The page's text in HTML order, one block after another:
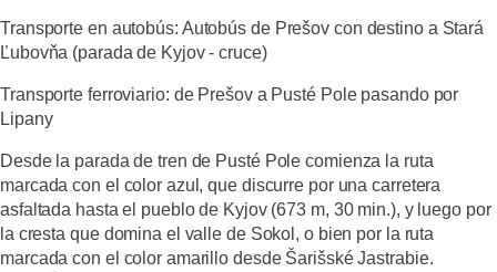
Transporte en autobús: Autobús de Prešov con destino a Stará
Ľubovňa (parada de Kyjov - cruce)
Transporte ferroviario: de Prešov a Pusté Pole pasando por
Lipany
Desde la parada de tren de Pusté Pole comienza la ruta
marcada con el color azul, que discurre por una carretera
asfaltada hasta el pueblo de Kyjov (673 m, 30 min.), y luego por
la cresta que domina el valle de Sokol, o bien por la ruta
marcada con el color amarillo desde Šarišské Jastrabie.